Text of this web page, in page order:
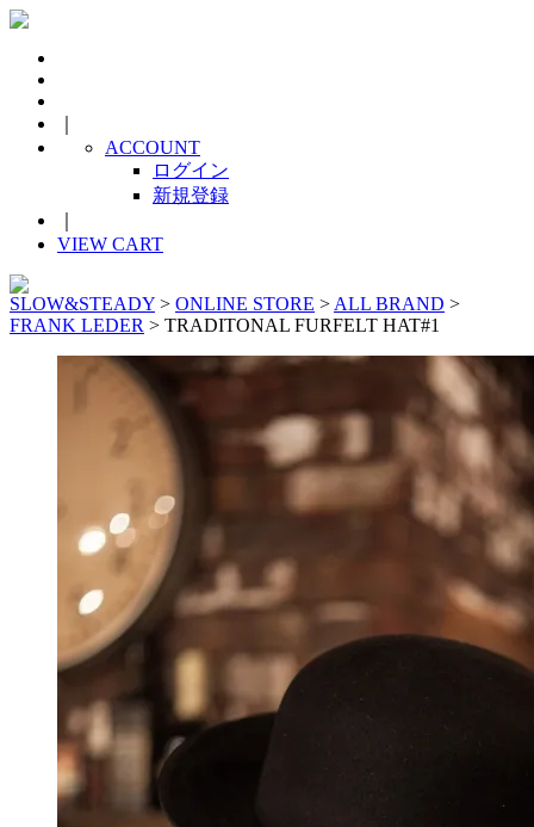
ACCOUNT
ログイン
新規登録
VIEW CART
SLOW&STEADY > ONLINE STORE > ALL BRAND >
FRANK LEDER > TRADITONAL FURFELT HAT#1